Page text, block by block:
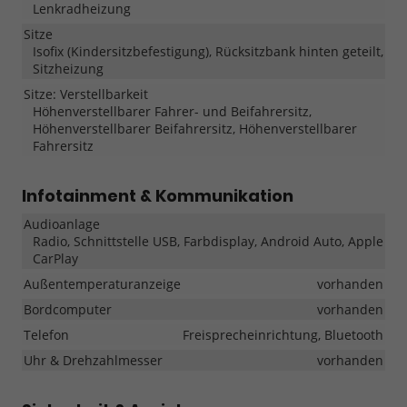
Lenkradheizung
Sitze
Isofix (Kindersitzbefestigung), Rücksitzbank hinten geteilt,
Sitzheizung
Sitze: Verstellbarkeit
Höhenverstellbarer Fahrer- und Beifahrersitz,
Höhenverstellbarer Beifahrersitz, Höhenverstellbarer
Fahrersitz
Infotainment & Kommunikation
Audioanlage
Radio, Schnittstelle USB, Farbdisplay, Android Auto, Apple
CarPlay
Außentemperaturanzeige
vorhanden
Bordcomputer
vorhanden
Telefon
Freisprecheinrichtung, Bluetooth
Uhr & Drehzahlmesser
vorhanden